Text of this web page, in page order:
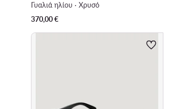
Γυαλιά ηλίου · Χρυσό
370,00€